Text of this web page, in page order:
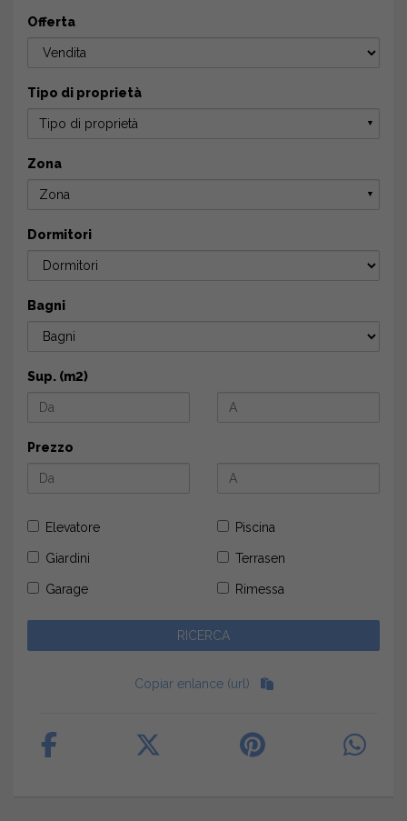
Offerta
Tipo di proprietà
Tipo di proprietà ▼
Zona
Zona ▼
Dormitori
Bagni
Sup. (m2)
Prezzo
Elevatore Piscina
Giardini Terrasen
Garage Rimessa
Copiar enlance (url)